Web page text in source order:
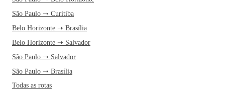
tempo livre para você planejar cada detalhe. Além disso, o
viajar. E quando o ônibus chega à rodoviária, a experiência
paulistana se inicia.No MASP, aproveite uma tarde para
apreciar as obras icônicas de grandes artistas. Caminhe pela
Avenida Paulista e sinta a energia cultural dos artistas de rua
e musicistas. Faça uma pausa no Parque Ibirapuera e
São Paulo ➝ Curitiba
Belo Horizonte ➝ Brasília
Belo Horizonte ➝ Salvador
São Paulo ➝ Salvador
São Paulo ➝ Brasília
Todas as rotas